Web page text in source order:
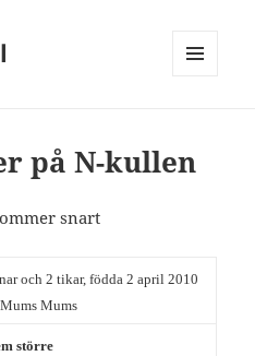
på N-kullen
snart
och 2 tikar, födda 2 april 2010
Mums
större